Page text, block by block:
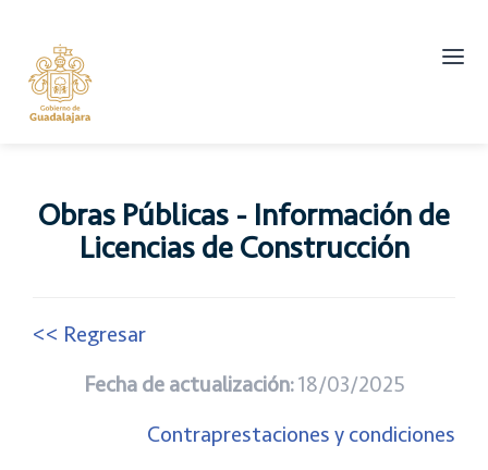
Abrir
Obras Públicas - Información de
Licencias de Construcción
<< Regresar
Fecha de actualización:18/03/2025
Contraprestaciones y condiciones